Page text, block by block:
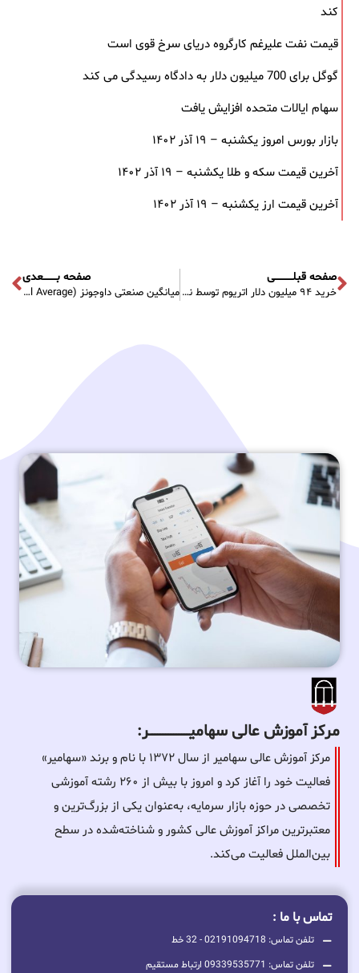
کند
قیمت نفت علیرغم کارگروه دریای سرخ قوی است
گوگل برای 700 میلیون دلار به دادگاه رسیدگی می کند
سهام ایالات متحده افزایش یافت
بازار بورس امروز یکشنبه – ۱۹ آذر ۱۴۰۲
آخرین قیمت سکه و طلا یکشنبه – ۱۹ آذر ۱۴۰۲
آخرین قیمت ارز یکشنبه – ۱۹ آذر ۱۴۰۲
صفحه قبلـــــــــــی
خرید ۹۴ میلیون دلار اتریوم توسط نهنگ ها
صفحه بــــــــعدی
میانگین صنعتی داوجونز (Dow Jones Industrial Average ) چیست؟
مرکز آموزش عالی سهامیـــــــــــــــــــــــــر:
مرکز آموزش عالی سهامیر از سال ۱۳۷۲ با نام و برند «سهامیر»
فعالیت خود را آغاز کرد و امروز با بیش از ۲۶۰ رشته آموزشی
تخصصی در حوزه بازار سرمایه، به‌عنوان یکی از بزرگ‌ترین و
معتبرترین مراکز آموزش عالی کشور و شناخته‌شده در سطح
بین‌الملل فعالیت می‌کند.
تماس با ما :
تلفن تماس: 02191094718 - 32 خط
تلفن تماس: 09339535771 ارتباط مستقیم